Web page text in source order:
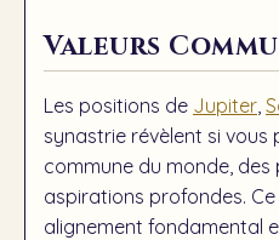
Valeurs
Les positions de Jupiter
synastrie révèlent si vous
commune du monde, des
aspirations profondes.
alignement fondamental